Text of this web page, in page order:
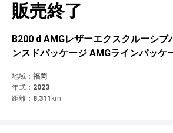
カタログ情報
アカウントの確認・編集
ボディ修理
ヤナセの歴史
女性活躍・次世代育成
フォルクスワーゲン認定中古車
ポルシェ認定中古車
新車情報
金融商品の勧誘方針
© 2021 YANASE & CO.,LTD. ALL RIGHTS
販売終了
B200 d AMGレザーエクスクルーシブ
ンスドパッケージ AMGラインパッケ
地域： 福岡
年式： 2023
距離： 8,311 km